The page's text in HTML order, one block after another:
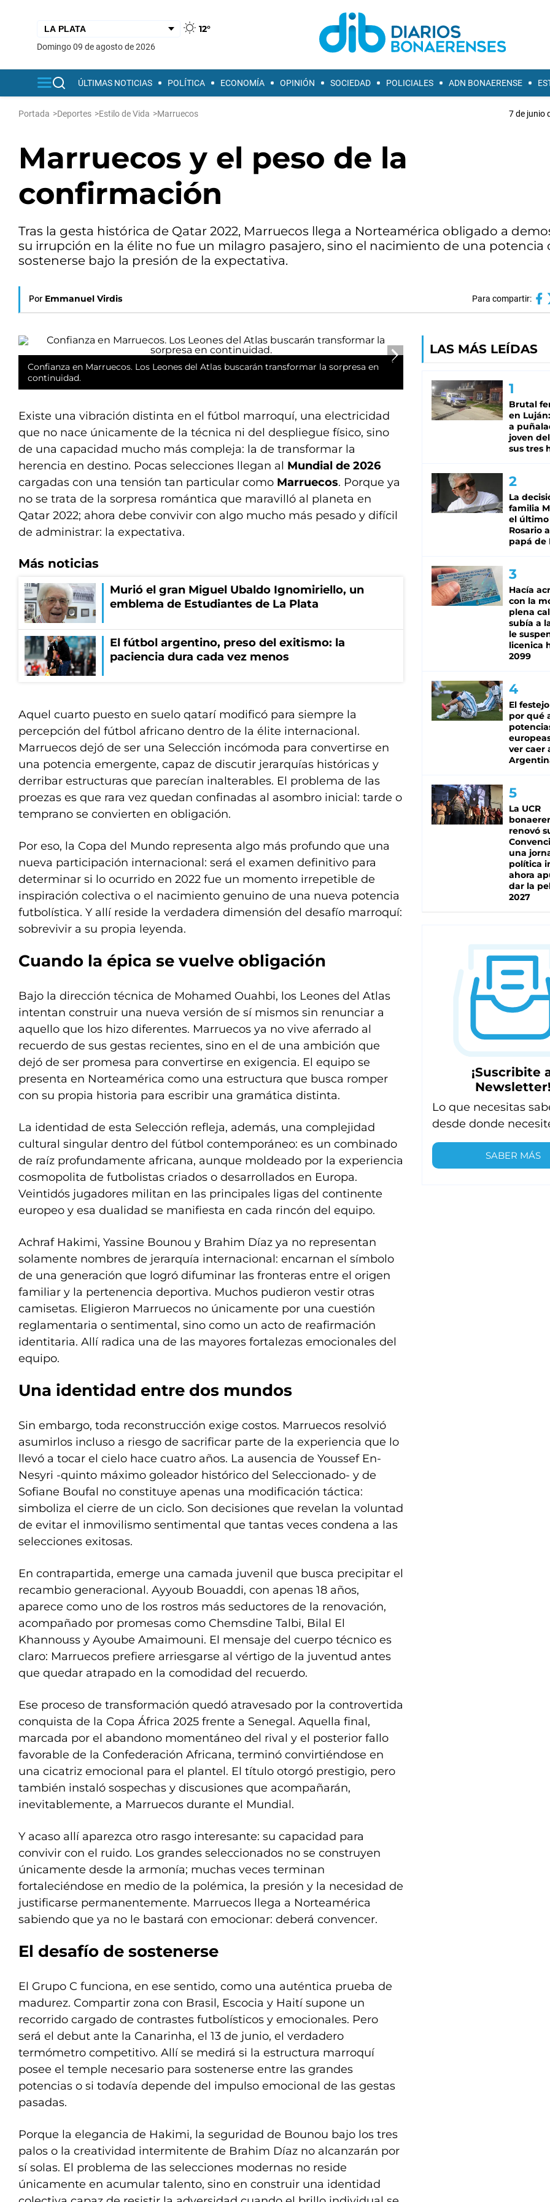
12°
domingo 09 de agosto de 2026
ÚLTIMAS NOTICIAS POLÍTICA ECONOMÍA OPINIÓN SOCIEDAD POLICIALES ADN BONAERENSE
Portada >Deportes >Estilo de Vida >Marruecos 7 de junio
Marruecos y el peso de la
confirmación
Tras la gesta histórica de Qatar 2022, Marruecos llega a Norteamérica obligado a
su irrupción en la élite no fue un milagro pasajero, sino el nacimiento de una potencia
sostenerse bajo la presión de la expectativa.
Por Emmanuel Virdis Para compartir:
Confianza en Marruecos. Los Leones del Atlas buscarán transformar la sorpresa en
continuidad.
Existe una vibración distinta en el fútbol marroquí, una electricidad
que no nace únicamente de la técnica ni del despliegue físico, sino
de una capacidad mucho más compleja: la de transformar la
herencia en destino. Pocas selecciones llegan al Mundial de 2026
cargadas con una tensión tan particular como Marruecos. Porque ya
no se trata de la sorpresa romántica que maravilló al planeta en
Qatar 2022; ahora debe convivir con algo mucho más pesado y difícil
de administrar: la expectativa.
Más noticias
Murió el gran Miguel Ubaldo Ignomiriello, un
emblema de Estudiantes de La Plata
El fútbol argentino, preso del exitismo: la
paciencia dura cada vez menos
Aquel cuarto puesto en suelo qatarí modificó para siempre la
percepción del fútbol africano dentro de la élite internacional.
Marruecos dejó de ser una Selección incómoda para convertirse en
una potencia emergente, capaz de discutir jerarquías históricas y
derribar estructuras que parecían inalterables. El problema de las
proezas es que rara vez quedan confinadas al asombro inicial: tarde o
temprano se convierten en obligación.
Por eso, la Copa del Mundo representa algo más profundo que una
nueva participación internacional: será el examen definitivo para
determinar si lo ocurrido en 2022 fue un momento irrepetible de
inspiración colectiva o el nacimiento genuino de una nueva potencia
futbolística. Y allí reside la verdadera dimensión del desafío marroquí:
sobrevivir a su propia leyenda.
Cuando la épica se vuelve obligación
Bajo la dirección técnica de Mohamed Ouahbi, los Leones del Atlas
intentan construir una nueva versión de sí mismos sin renunciar a
aquello que los hizo diferentes. Marruecos ya no vive aferrado al
recuerdo de sus gestas recientes, sino en el de una ambición que
dejó de ser promesa para convertirse en exigencia. El equipo se
presenta en Norteamérica como una estructura que busca romper
con su propia historia para escribir una gramática distinta.
La identidad de esta Selección refleja, además, una complejidad
cultural singular dentro del fútbol contemporáneo: es un combinado
de raíz profundamente africana, aunque moldeado por la experiencia
cosmopolita de futbolistas criados o desarrollados en Europa.
Veintidós jugadores militan en las principales ligas del continente
europeo y esa dualidad se manifiesta en cada rincón del equipo.
Achraf Hakimi, Yassine Bounou y Brahim Díaz ya no representan
solamente nombres de jerarquía internacional: encarnan el símbolo
de una generación que logró difuminar las fronteras entre el origen
familiar y la pertenencia deportiva. Muchos pudieron vestir otras
camisetas. Eligieron Marruecos no únicamente por una cuestión
reglamentaria o sentimental, sino como un acto de reafirmación
identitaria. Allí radica una de las mayores fortalezas emocionales del
equipo.
Una identidad entre dos mundos
Sin embargo, toda reconstrucción exige costos. Marruecos resolvió
asumirlos incluso a riesgo de sacrificar parte de la experiencia que lo
llevó a tocar el cielo hace cuatro años. La ausencia de Youssef En-
Nesyri -quinto máximo goleador histórico del Seleccionado- y de
Sofiane Boufal no constituye apenas una modificación táctica:
simboliza el cierre de un ciclo. Son decisiones que revelan la voluntad
de evitar el inmovilismo sentimental que tantas veces condena a las
selecciones exitosas.
En contrapartida, emerge una camada juvenil que busca precipitar el
recambio generacional. Ayyoub Bouaddi, con apenas 18 años,
aparece como uno de los rostros más seductores de la renovación,
acompañado por promesas como Chemsdine Talbi, Bilal El
Khannouss y Ayoube Amaimouni. El mensaje del cuerpo técnico es
claro: Marruecos prefiere arriesgarse al vértigo de la juventud antes
que quedar atrapado en la comodidad del recuerdo.
Ese proceso de transformación quedó atravesado por la controvertida
conquista de la Copa África 2025 frente a Senegal. Aquella final,
marcada por el abandono momentáneo del rival y el posterior fallo
favorable de la Confederación Africana, terminó convirtiéndose en
una cicatriz emocional para el plantel. El título otorgó prestigio, pero
también instaló sospechas y discusiones que acompañarán,
inevitablemente, a Marruecos durante el Mundial.
Y acaso allí aparezca otro rasgo interesante: su capacidad para
convivir con el ruido. Los grandes seleccionados no se construyen
únicamente desde la armonía; muchas veces terminan
fortaleciéndose en medio de la polémica, la presión y la necesidad de
justificarse permanentemente. Marruecos llega a Norteamérica
sabiendo que ya no le bastará con emocionar: deberá convencer.
El desafío de sostenerse
El Grupo C funciona, en ese sentido, como una auténtica prueba de
madurez. Compartir zona con Brasil, Escocia y Haití supone un
recorrido cargado de contrastes futbolísticos y emocionales. Pero
será el debut ante la Canarinha, el 13 de junio, el verdadero
termómetro competitivo. Allí se medirá si la estructura marroquí
posee el temple necesario para sostenerse entre las grandes
potencias o si todavía depende del impulso emocional de las gestas
pasadas.
Porque la elegancia de Hakimi, la seguridad de Bounou bajo los tres
palos o la creatividad intermitente de Brahim Díaz no alcanzarán por
sí solas. El problema de las selecciones modernas no reside
únicamente en acumular talento, sino en construir una identidad
LAS MÁS LEÍDAS
Brutal
en
a
joven
sus tres
La
familia
el último
Rosario
papá de
Hacía
con la
plena
subía a
le
licenica
2099
El
por qué
ver caer
La UCR
renovó
una
política
ahora
dar la
2027
¡Suscribite
Newsletter!
Lo que necesitas
desde donde
SABER MÁS